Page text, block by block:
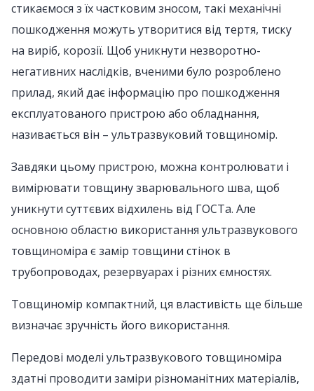
стикаємося з їх частковим зносом, такі механічні
пошкодження можуть утворитися від тертя, тиску
на виріб, корозії. Щоб уникнути незворотно-
негативних наслідків, вченими було розроблено
прилад, який дає інформацію про пошкодження
експлуатованого пристрою або обладнання,
називається він – ультразвуковий товщиномір.
Завдяки цьому пристрою, можна контролювати і
вимірювати товщину зварювального шва, щоб
уникнути суттєвих відхилень від ГОСТа. Але
основною областю використання ультразвукового
товщиноміра є замір товщини стінок в
трубопроводах, резервуарах і різних ємностях.
Товщиномір компактний, ця властивість ще більше
визначає зручність його використання.
Передові моделі ультразвукового товщиноміра
здатні проводити заміри різноманітних матеріалів,